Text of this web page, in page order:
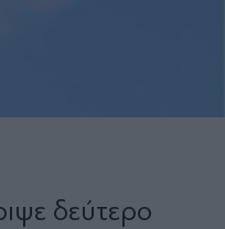
δεύτερο